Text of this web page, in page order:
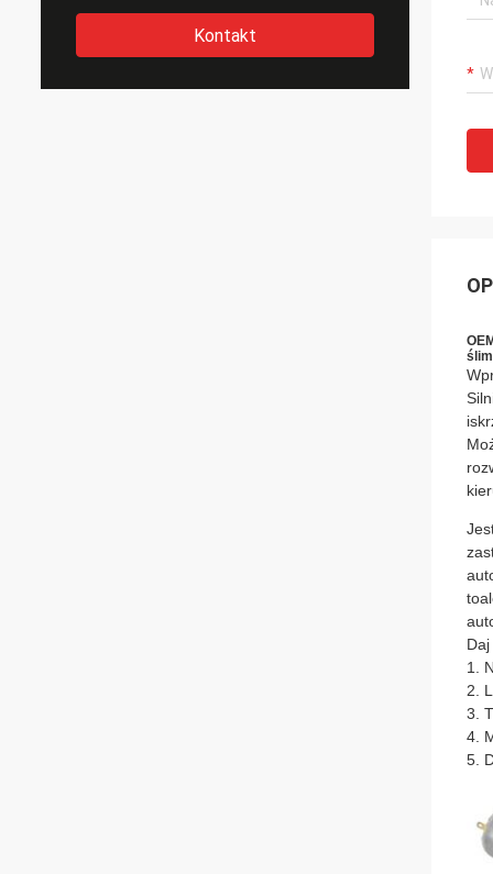
Kontakt
1.
2.
3.
4.
5.